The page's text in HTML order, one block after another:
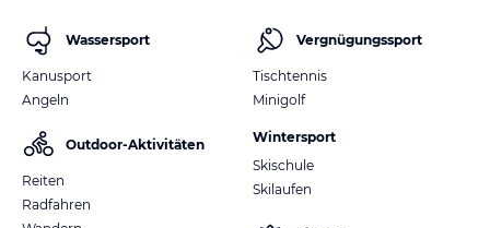
Wassersport
Kanusport
Angeln
Outdoor-Aktivitäten
Reiten
Radfahren
Vergnügungssport
Tischtennis
Minigolf
Wintersport
Skischule
Skilaufen